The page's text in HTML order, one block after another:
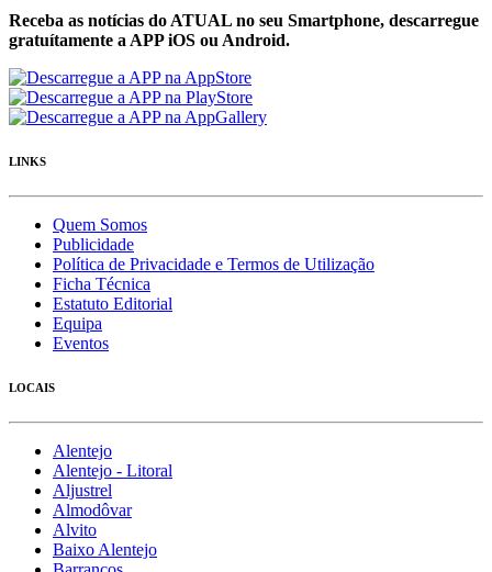
Receba as notícias do ATUAL no seu Smartphone, descarregue
gratuítamente a APP iOS ou Android.
LINKS
Quem Somos
Publicidade
Política de Privacidade e Termos de Utilização
Ficha Técnica
Estatuto Editorial
Equipa
Eventos
LOCAIS
Alentejo
Alentejo - Litoral
Aljustrel
Almodôvar
Alvito
Baixo Alentejo